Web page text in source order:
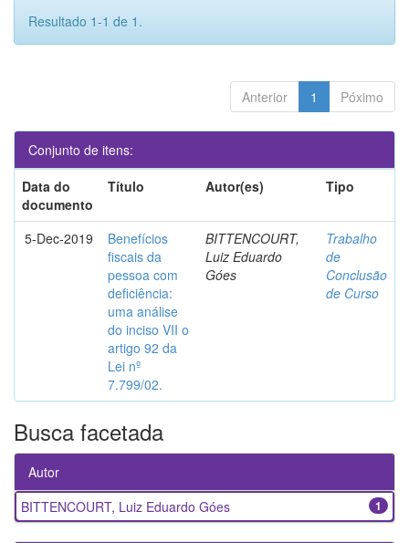
Resultado 1-1 de 1.
Anterior 1 Póximo
Conjunto de itens:
Data do
documento
Título Autor(es) Tipo
5-Dec-2019
Benefícios
fiscais da
pessoa com
deficiência:
uma análise
do inciso VII o
artigo 92 da
Lei nº
7.799/02.
BITTENCOURT,
Luiz Eduardo
Góes
Trabalho
de
Conclusão
de Curso
Busca facetada
Autor
1
BITTENCOURT, Luiz Eduardo Góes